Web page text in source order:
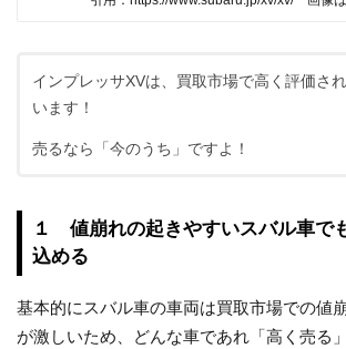
インプレッサXVは、買取市場で高く評価さ
います！
売るなら「今のうち」ですよ！
１ 値崩れの起きやすいスバル車で
込める
基本的にスバル車の車両は買取市場での値
が激しいため、どんな車であれ「高く売る